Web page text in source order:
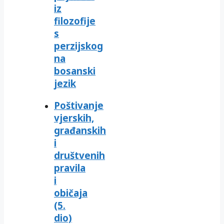
iz
filozofije
s
perzijskog
na
bosanski
jezik
Poštivanje
vjerskih,
građanskih
i
društvenih
pravila
i
običaja
(5.
dio)